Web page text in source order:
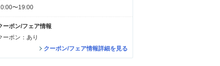
〜19:00
ーポン/フェア情報
ーポン：あり
クーポン/フェア情報詳細を見る